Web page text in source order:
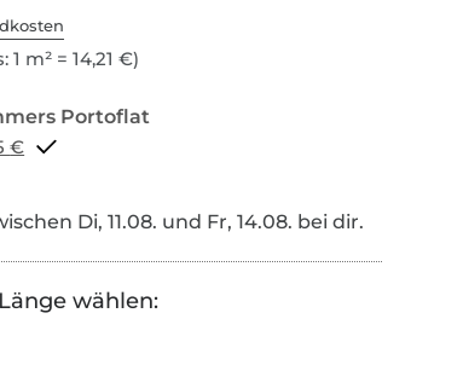
1 m² = 14,21 €)
Portoflat schon ab 9,95 €
Di, 11.08. und Fr, 14.08. bei dir.
wählen: